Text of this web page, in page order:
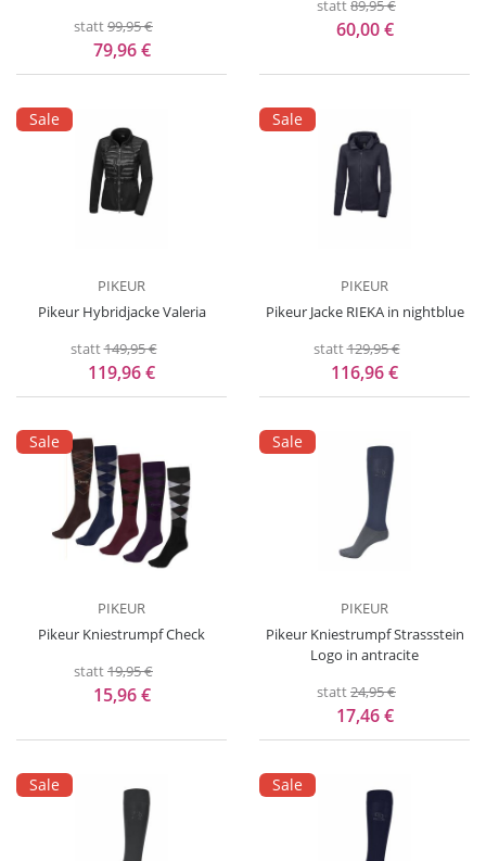
statt99,95 €
79,96 €
statt89,95 €
60,00 €
Sale
PIKEUR
Pikeur Hybridjacke Valeria
statt149,95 €
119,96 €
Sale
PIKEUR
Pikeur Jacke RIEKA in nightblue
statt129,95 €
116,96 €
Sale
PIKEUR
Pikeur Kniestrumpf Check
statt19,95 €
15,96 €
Sale
PIKEUR
Pikeur Kniestrumpf Strassstein
Logo in antracite
statt24,95 €
17,46 €
Sale Sale